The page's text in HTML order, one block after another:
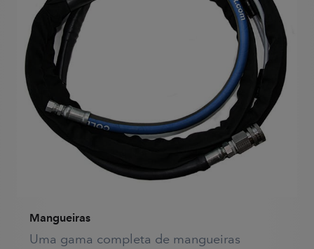
Mangueiras
Uma gama completa de mangueiras